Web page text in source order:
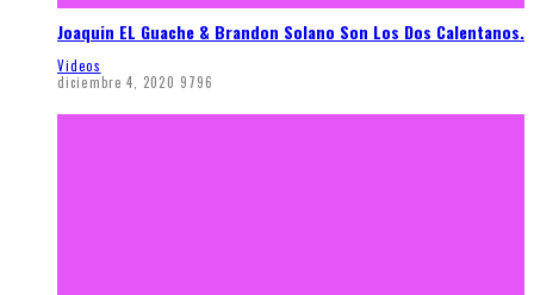
Joaquin EL Guache & Brandon Solano Son Los Dos Calentanos.
Videos
diciembre 4, 2020 9796